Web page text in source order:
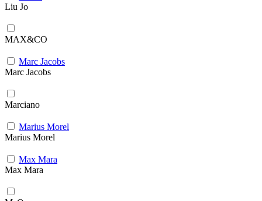
Liu Jo
MAX&CO
Marc Jacobs
Marc Jacobs
Marciano
Marius Morel
Marius Morel
Max Mara
Max Mara